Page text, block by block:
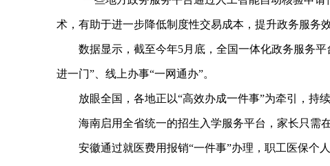
术，有助于进一步降低制度性交易成本，提升政务服务
数据显示，截至今年5月底，全国一体化政务服务平
进一门”、线上办事“一网通办”。
放眼全国，各地正以“高效办成一件事”为牵引，持
海南启用全省统一的招生入学服务平台，家长只需在
安徽通过就医费用报销“一件事”办理，职工医保个人